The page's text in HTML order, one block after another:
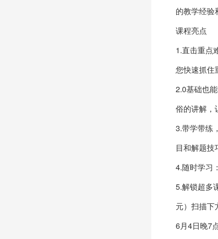
的教学经验
课程亮点
1.直击重点
您快速抓住
2.0基础也
俗的讲解，
3.带学带练
目和解题
4.随时学习
5.解锁超多
元）扫描下
6月4日晚7